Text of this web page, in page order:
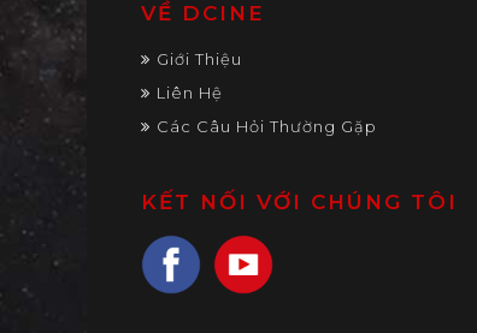
VỀ DCINE
Giới Thiệu
Liên Hệ
Các Câu Hỏi Thường Gặp
KẾT NỐI VỚI CHÚNG TÔI